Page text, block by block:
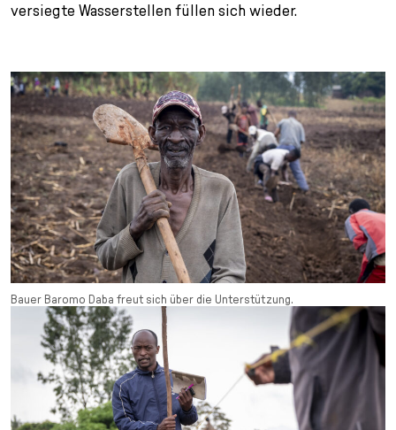
versiegte Wasserstellen füllen sich wieder.
Bauer Baromo Daba freut sich über die Unterstützung.